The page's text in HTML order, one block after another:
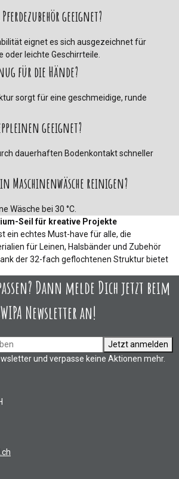
geeignet?
eignet es sich ausgezeichnet für
oder leichte Geschirrteile.
für die Hände?
sorgt für eine geschmeidige, runde
geeignet?
dauerhaften Bodenkontakt schneller
Maschinenwäsche reinigen?
Wäsche bei 30 °C.
Seil für kreative Projekte
ein echtes Must-have für alle, die
für Leinen, Halsbänder und Zubehör
der 32-fach geflochtenen Struktur bietet
sich perfekt für Hundeleinen,
oder funktionale Outdoor-Accessoires.
ist in den Stärken 6 mm, 8 mm und 10 mm
Dann melde Dich jetzt beim
Newsletter an!
Jetzt anmelden
und verpasse keine Aktionen mehr.